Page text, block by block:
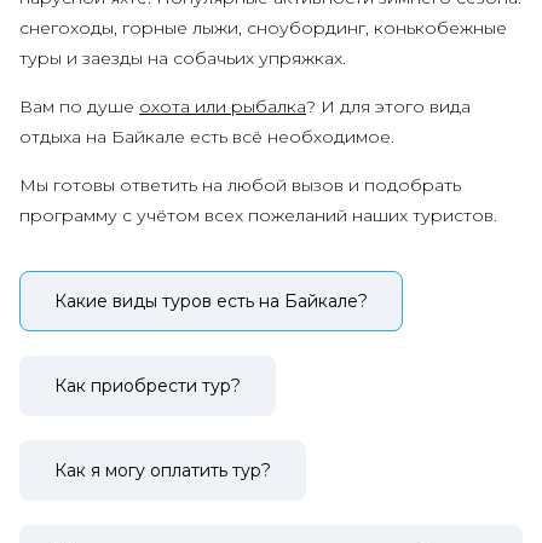
снегоходы, горные лыжи, сноубординг, конькобежные
туры и заезды на собачьих упряжках.
Вам по душе охота или рыбалка? И для этого вида
отдыха на Байкале есть всё необходимое.
Мы готовы ответить на любой вызов и подобрать
программу с учётом всех пожеланий наших туристов.
Какие виды туров есть на Байкале?
Как приобрести тур?
Как я могу оплатить тур?